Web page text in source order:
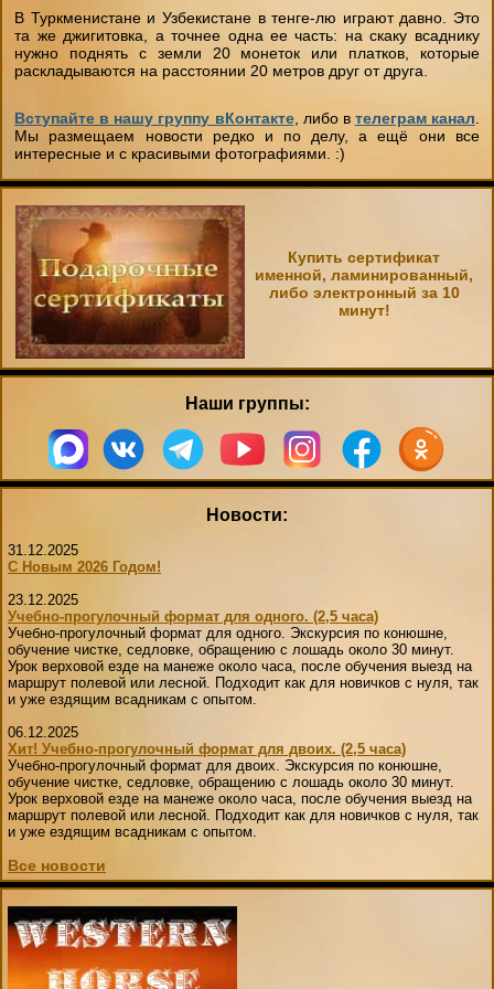
В Туркменистане и Узбекистане в тенге-лю играют давно. Это
та же джигитовка, а точнее одна ее часть: на скаку всаднику
нужно поднять с земли 20 монеток или платков, которые
раскладываются на расстоянии 20 метров друг от друга.
Вступайте в нашу группу вКонтакте, либо в телеграм канал
Мы размещаем новости редко и по делу, а ещё они все
интересные и с красивыми фотографиями. :)
Купить сертификат
именной, ламинированный,
либо электронный за 10
минут!
Наши группы:
Новости:
31.12.2025
С Новым 2026 Годом!
23.12.2025
Учебно-прогулочный формат для одного. (2,5 часа)
Учебно-прогулочный формат для одного. Экскурсия по конюшне,
обучение чистке, седловке, обращению с лошадь около 30 минут.
Урок верховой езде на манеже около часа, после обучения выезд на
маршрут полевой или лесной. Подходит как для новичков с нуля, так
и уже ездящим всадникам с опытом.
06.12.2025
Хит! Учебно-прогулочный формат для двоих. (2,5 часа)
Учебно-прогулочный формат для двоих. Экскурсия по конюшне,
обучение чистке, седловке, обращению с лошадь около 30 минут.
Урок верховой езде на манеже около часа, после обучения выезд на
маршрут полевой или лесной. Подходит как для новичков с нуля, так
и уже ездящим всадникам с опытом.
Все новости
Чёрный Список
Техника Безопасности
"День на конюшне" (будни)
Экспресс- обучение за 4 часа
Фотосессии
Лакомства для животных
Как одеваться на конную прогулку
Вопросы-ответы
Стили верховой езды
Школа лошади
Ветеринария
Амуниция лошадей
Подбор лошади параметры
Домик в аренду